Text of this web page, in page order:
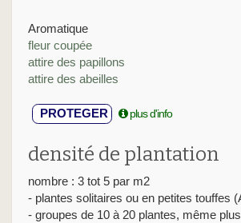
Aromatique
fleur coupée
attire des papillons
attire des abeilles
PROTEGER plus d'info
densité de plantation
nombre : 3 tot 5 par m2
- plantes solitaires ou en petites touffes
- groupes de 10 à 20 plantes, même